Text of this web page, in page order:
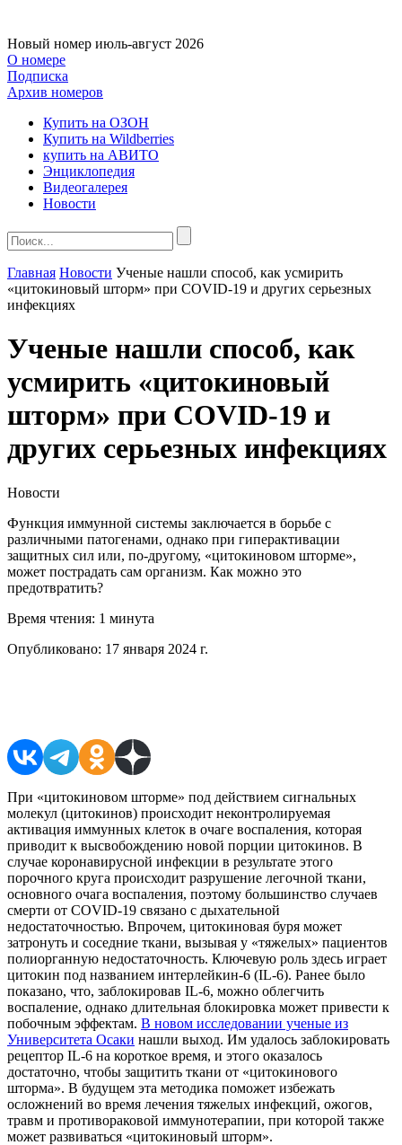
Новый номер июль-август 2026
О номере
Подписка
Архив номеров
Купить на ОЗОН
Купить на Wildberries
купить на АВИТО
Энциклопедия
Видеогалерея
Новости
Главная Новости Ученые нашли способ, как усмирить
«цитокиновый шторм» при COVID-19 и других серьезных
инфекциях
Ученые нашли способ, как
усмирить «цитокиновый
шторм» при COVID-19 и
других серьезных инфекциях
Новости
Функция иммунной системы заключается в борьбе с
различными патогенами, однако при гиперактивации
защитных сил или, по-другому, «цитокиновом шторме»,
может пострадать сам организм. Как можно это
предотвратить?
Время чтения: 1 минута
Опубликовано: 17 января 2024 г.
При «цитокиновом шторме» под действием сигнальных
молекул (цитокинов) происходит неконтролируемая
активация иммунных клеток в очаге воспаления, которая
приводит к высвобождению новой порции цитокинов. В
случае коронавирусной инфекции в результате этого
порочного круга происходит разрушение легочной ткани,
основного очага воспаления, поэтому большинство случаев
смерти от COVID-19 связано с дыхательной
недостаточностью. Впрочем, цитокиновая буря может
затронуть и соседние ткани, вызывая у «тяжелых» пациентов
полиорганную недостаточность. Ключевую роль здесь играет
цитокин под названием интерлейкин-6 (IL-6). Ранее было
показано, что, заблокировав IL-6, можно облегчить
воспаление, однако длительная блокировка может привести к
побочным эффектам. В новом исследовании ученые из
Университета Осаки нашли выход. Им удалось заблокировать
рецептор IL-6 на короткое время, и этого оказалось
достаточно, чтобы защитить ткани от «цитокинового
шторма». В будущем эта методика поможет избежать
осложнений во время лечения тяжелых инфекций, ожогов,
травм и противораковой иммунотерапии, при которой также
может развиваться «цитокиновый шторм».